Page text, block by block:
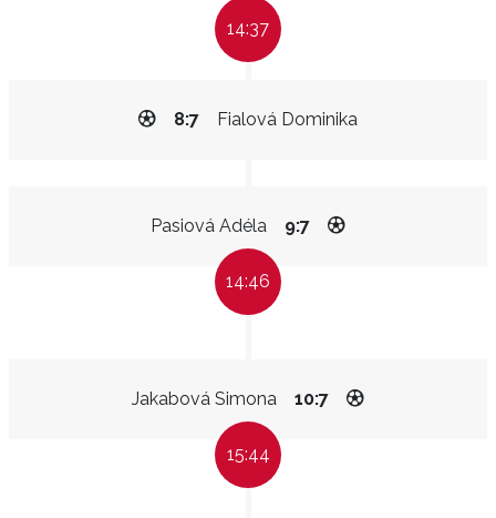
14:37
Fialová Dominika
8:7
Pasiová Adéla 9:7
14:46
Jakabová Simona 10:7
15:44